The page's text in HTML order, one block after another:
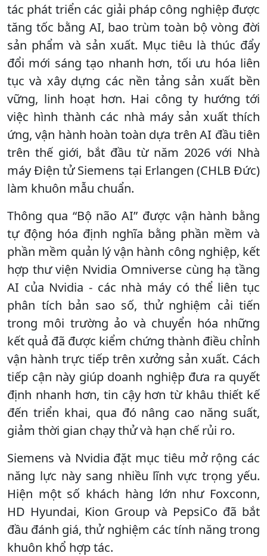
tác phát triển các giải pháp công nghiệp được
tăng tốc bằng AI, bao trùm toàn bộ vòng đời
sản phẩm và sản xuất. Mục tiêu là thúc đẩy
đổi mới sáng tạo nhanh hơn, tối ưu hóa liên
tục và xây dựng các nền tảng sản xuất bền
vững, linh hoạt hơn. Hai công ty hướng tới
việc hình thành các nhà máy sản xuất thích
ứng, vận hành hoàn toàn dựa trên AI đầu tiên
trên thế giới, bắt đầu từ năm 2026 với Nhà
máy Điện tử Siemens tại Erlangen (CHLB Đức)
làm khuôn mẫu chuẩn.
Thông qua “Bộ não AI” được vận hành bằng
tự động hóa định nghĩa bằng phần mềm và
phần mềm quản lý vận hành công nghiệp, kết
hợp thư viện Nvidia Omniverse cùng hạ tầng
AI của Nvidia - các nhà máy có thể liên tục
phân tích bản sao số, thử nghiệm cải tiến
trong môi trường ảo và chuyển hóa những
kết quả đã được kiểm chứng thành điều chỉnh
vận hành trực tiếp trên xưởng sản xuất. Cách
tiếp cận này giúp doanh nghiệp đưa ra quyết
định nhanh hơn, tin cậy hơn từ khâu thiết kế
đến triển khai, qua đó nâng cao năng suất,
giảm thời gian chạy thử và hạn chế rủi ro.
Siemens và Nvidia đặt mục tiêu mở rộng các
năng lực này sang nhiều lĩnh vực trọng yếu.
Hiện một số khách hàng lớn như Foxconn,
HD Hyundai, Kion Group và PepsiCo đã bắt
đầu đánh giá, thử nghiệm các tính năng trong
khuôn khổ hợp tác.